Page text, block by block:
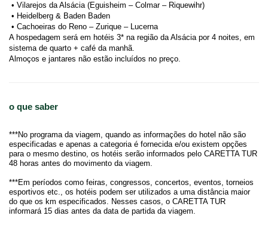
• Vilarejos da Alsácia (Eguisheim – Colmar – Riquewihr)
• Heidelberg & Baden Baden
• Cachoeiras do Reno – Zurique – Lucerna
A hospedagem será em hotéis 3* na região da Alsácia por 4 noites, em
sistema de quarto + café da manhã.
Almoços e jantares não estão incluídos no preço.
o que saber
***No programa da viagem, quando as informações do hotel não são
especificadas e apenas a categoria é fornecida e/ou existem opções
para o mesmo destino, os hotéis serão informados pelo CARETTA TUR
48 horas antes do movimento da viagem.
***Em períodos como feiras, congressos, concertos, eventos, torneios
esportivos etc., os hotéis podem ser utilizados a uma distância maior
do que os km especificados. Nesses casos, o CARETTA TUR
informará 15 dias antes da data de partida da viagem.